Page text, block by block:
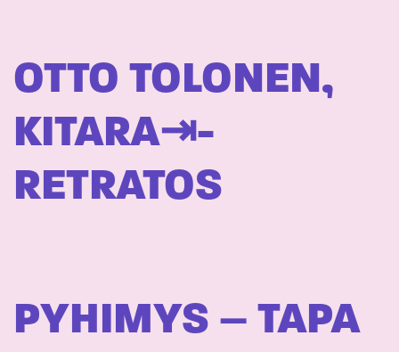
OTTO TOLONEN,
KITARA⇥-
RETRATOS
PYHIMYS – TAPA